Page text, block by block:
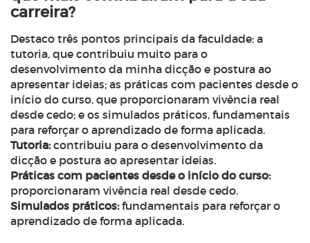
carreira?
Destaco três pontos principais da faculdade: a
tutoria, que contribuiu muito para o
desenvolvimento da minha dicção e postura ao
apresentar ideias; as práticas com pacientes desde o
início do curso, que proporcionaram vivência real
desde cedo; e os simulados práticos, fundamentais
para reforçar o aprendizado de forma aplicada.
Tutoria:contribuiu para o desenvolvimento da
dicção e postura ao apresentar ideias.
Práticas com pacientes desde o início do curso:
proporcionaram vivência real desde cedo.
Simulados práticos:fundamentais para reforçar o
aprendizado de forma aplicada.